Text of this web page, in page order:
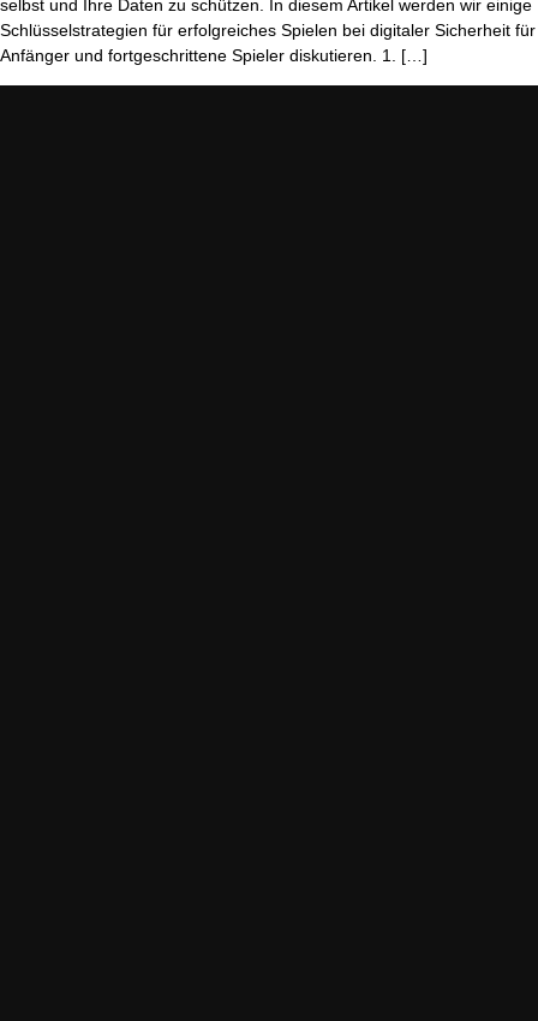
selbst und Ihre Daten zu schützen. In diesem Artikel werden wir einige
Schlüsselstrategien für erfolgreiches Spielen bei digitaler Sicherheit für
Anfänger und fortgeschrittene Spieler diskutieren. 1. […]